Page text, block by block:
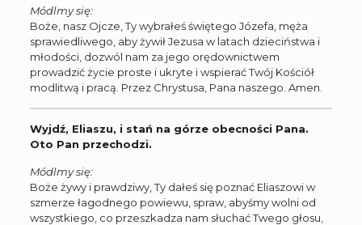
Módlmy się:
Boże, nasz Ojcze, Ty wybrałeś świętego Józefa, męża
sprawiedliwego, aby żywił Jezusa w latach dzieciństwa i
młodości, dozwól nam za jego orędownictwem
prowadzić życie proste i ukryte i wspierać Twój Kościół
modlitwą i pracą. Przez Chrystusa, Pana naszego. Amen.
Wyjdź, Eliaszu, i stań na górze obecności Pana.
Oto Pan przechodzi.
Módlmy się:
Boże żywy i prawdziwy, Ty dałeś się poznać Eliaszowi w
szmerze łagodnego powiewu, spraw, abyśmy wolni od
wszystkiego, co przeszkadza nam słuchać Twego głosu,